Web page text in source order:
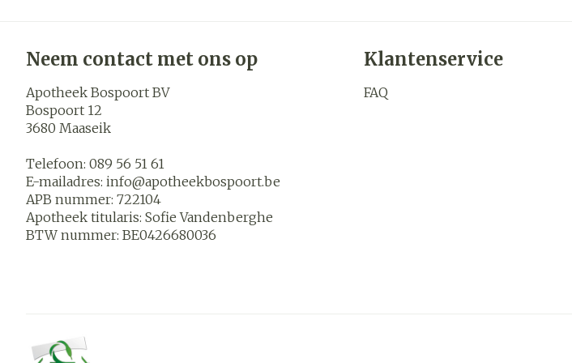
Neem contact met ons op
Apotheek Bospoort BV
Bospoort 12
3680 Maaseik
Telefoon: 089 56 51 61
E-mailadres: info@apotheekbospoort.be
APB nummer: 722104
Apotheek titularis: Sofie Vandenberghe
BTW nummer: BE0426680036
Klantenservice
FAQ